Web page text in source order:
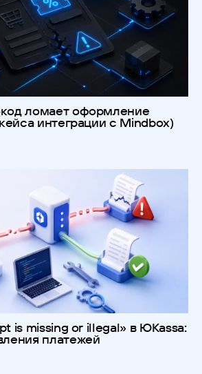
ломает оформление
интеграции с Mindbox)
is missing or illegal» в ЮKassa:
платежей